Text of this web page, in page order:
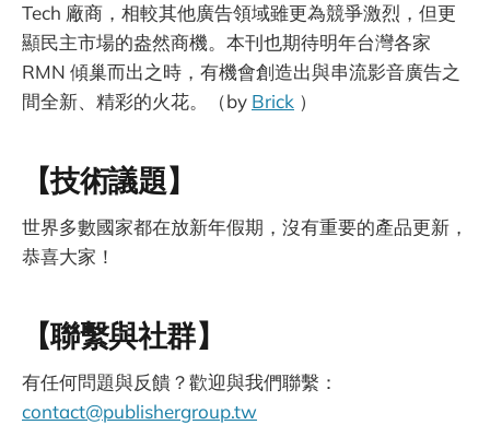
Tech 廠商，相較其他廣告領域雖更為競爭激烈，但更
顯民主市場的盎然商機。本刊也期待明年台灣各家
RMN 傾巢而出之時，有機會創造出與串流影音廣告之
間全新、精彩的火花。（by Brick ）
【技術議題】
世界多數國家都在放新年假期，沒有重要的產品更新，
恭喜大家！
【聯繫與社群】
有任何問題與反饋？歡迎與我們聯繫：
contact@publishergroup.tw